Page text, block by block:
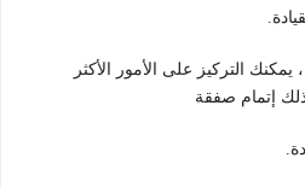
التركيز على الأمور الأكثر
إتمام صفقة